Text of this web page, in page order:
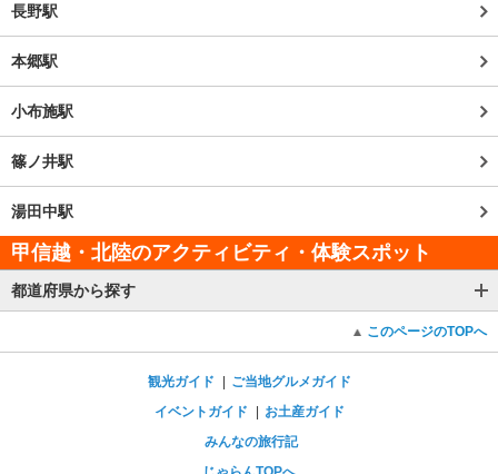
長野駅
本郷駅
小布施駅
篠ノ井駅
湯田中駅
甲信越・北陸のアクティビティ・体験スポット
都道府県から探す
このページのTOPへ
観光ガイド
ご当地グルメガイド
イベントガイド
お土産ガイド
みんなの旅行記